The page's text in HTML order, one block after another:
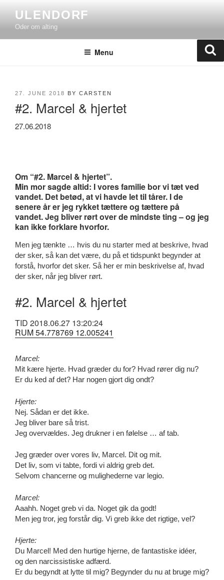
content
ULENDORF
Oder om alting
Menu
POSTED
27. JUNE 2018 BY CARSTEN
#2. Marcel & hjertet
27.06.2018
Om “#2. Marcel & hjertet”.
Min mor sagde altid: I vores familie bor vi tæt ved
vandet. Det betød, at vi havde let til tårer. I de
senere år er jeg rykket tættere og tættere på
vandet. Jeg bliver rørt over de mindste ting – og jeg
kan ikke forklare hvorfor.
Men jeg tænkte … hvis du nu starter med at beskrive, hvad
der sker, så kan det være, du på et tidspunkt begynder at
forstå, hvorfor det sker. Så her er min beskrivelse af, hvad
der sker, når jeg bliver rørt.
#2. Marcel & hjertet
TID 2018.06.27 13:20:24
RUM 54.778769 12.005241
Marcel:
Mit kære hjerte. Hvad græder du for? Hvad rører dig nu?
Er du ked af det? Har nogen gjort dig ondt?
Hjerte:
Nej. Sådan er det ikke.
Jeg bliver bare så trist.
Jeg overvældes. Jeg drukner i en følelse … af tab.
Jeg græder over vores liv, Marcel. Dit og mit.
Det liv, som vi tabte, fordi vi aldrig greb det.
Selvom chancerne og mulighederne var legio.
Marcel:
Aaahh. Noget greb vi da. Noget gik da godt!
Men jeg tror, jeg forstår dig. Vi greb ikke det rigtige, vel?
Hjerte:
Du Marcel! Med den hurtige hjerne, de fantastiske idéer,
og den narcissistiske adfærd.
Er du begyndt at lytte til mig? Begynder du nu at bruge mig?